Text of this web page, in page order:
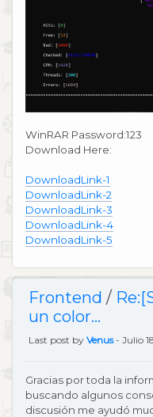
WinRAR Password:123
Download Here:
DownloadLink-1
DownloadLink-2
DownloadLink-3
DownloadLink-4
DownloadLink-5
Frontend /
un color...
Last post by Venus - Julio
Gracias por toda la
buscando algunos
discusión me ayudó